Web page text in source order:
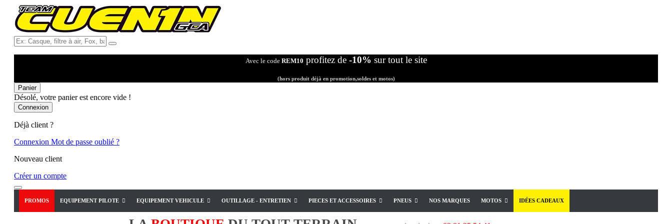
Ex:
Casque,
Fox,
...
Avec le code REM10 profitez de -10% sur tout le site
(hors produit déjà en promotion,soldes et motos)
Panier
Désolé, votre panier est encore vide !
Connexion
Déjà client ?
Connexion Mot de passe oublié ?
Nouveau client
Créer un compte
PROMOS EQUIPEMENT PILOTE EQUIPEMENT VEHICULE OUTILLAGE - ENTRETIEN PIECES ET ACCESSOIRES PNEUS NOS MARQUES MOTOS IDÉES CADEAUX